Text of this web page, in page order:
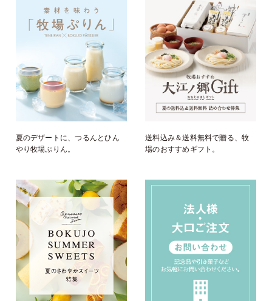
夏のデザートに、つるんとひん
やり牧場ぷりん。
送料込み＆送料無料で贈る、牧
場のおすすめギフト。